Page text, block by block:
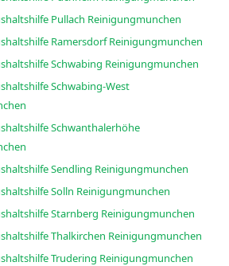
Erfahrene Haushaltshilfe Pullach Reinigungmunchen
Erfahrene Haushaltshilfe Ramersdorf Reinigungmunchen
Erfahrene Haushaltshilfe Schwabing Reinigungmunchen
Schwabing-West
Schwanthalerhöhe
Erfahrene Haushaltshilfe Sendling Reinigungmunchen
Erfahrene Haushaltshilfe Solln Reinigungmunchen
Erfahrene Haushaltshilfe Starnberg Reinigungmunchen
Erfahrene Haushaltshilfe Thalkirchen Reinigungmunchen
Erfahrene Haushaltshilfe Trudering Reinigungmunchen